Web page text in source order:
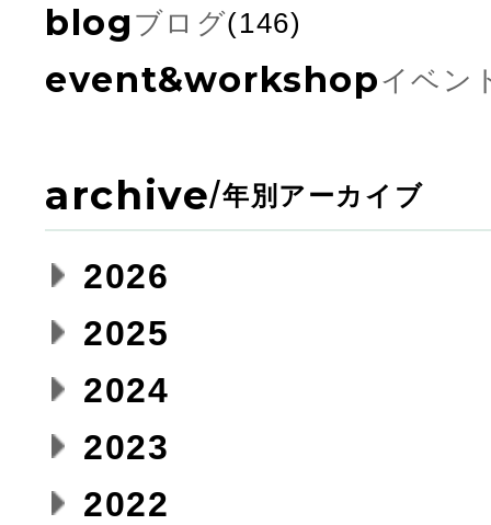
blog ブログ(146)
event&workshopイベン
archive/年別アーカイブ
2026
2025
2024
2023
2022